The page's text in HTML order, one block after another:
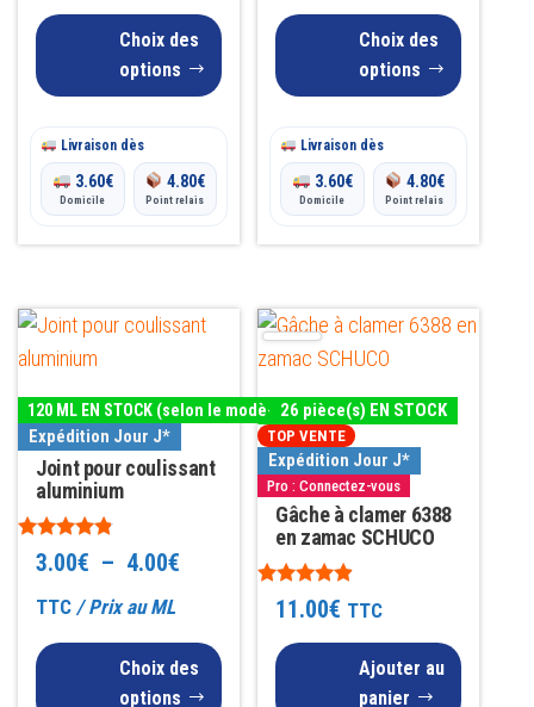
Choix des
options
page
du
Livraison dès
3.60€
Domicile
4.80€
Point relais
Choix des
options
page
du
Livraison dès
3.60€
Domicile
4.80€
Point relais
120 ML EN STOCK (selon le modèle)
Expédition Jour J*
Joint pour coulissant
aluminium
Note
4.71
3.00€ – 4.00€
prix :
3.00€
TTC / Prix au ML
Choix des
options
Ce
produit
plusieurs
variations.
Les
options
peuvent
choisies
sur
26 pièce(s) EN STOCK
Expédition Jour J*
Pro : Connectez-vous
Gâche à clamer 6388
en zamac SCHUCO
Note
4.7411.00€ TTC
Ajouter au
panier